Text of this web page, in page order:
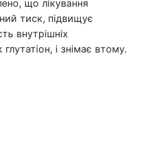
що лікування
тиск, підвищує
внутрішніх
і знімає втому.